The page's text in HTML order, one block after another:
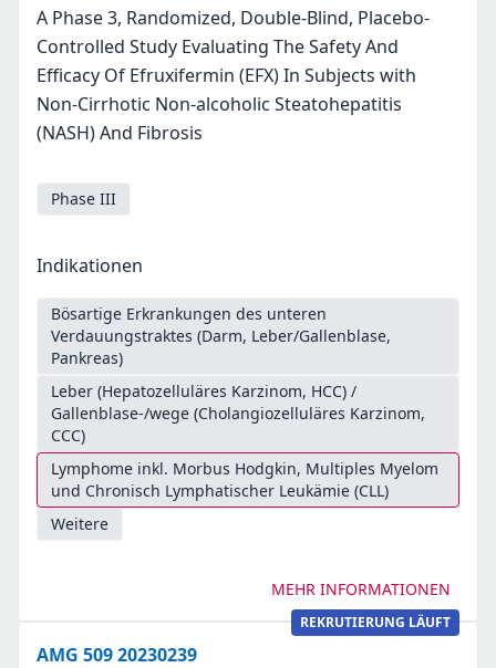
A Phase 3, Randomized, Double-Blind, Placebo-
Controlled Study Evaluating The Safety And
Efficacy Of Efruxifermin (EFX) In Subjects with
Non-Cirrhotic Non-alcoholic Steatohepatitis
(NASH) And Fibrosis
Phase III
Indikationen
Bösartige Erkrankungen des unteren
Verdauungstraktes (Darm, Leber/Gallenblase,
Pankreas)
Leber (Hepatozelluläres Karzinom, HCC) /
Gallenblase-/wege (Cholangiozelluläres Karzinom,
CCC)
Lymphome inkl. Morbus Hodgkin, Multiples Myelom
und Chronisch Lymphatischer Leukämie (CLL)
Weitere
MEHR INFORMATIONEN
REKRUTIERUNG LÄUFT
AMG 509 20230239